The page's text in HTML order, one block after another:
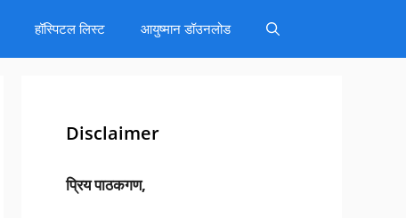
हॉस्पिटल लिस्ट आयुष्मान डॉउनलोड
Disclaimer
प्रिय पाठकगण,